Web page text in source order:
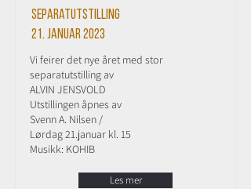
Separatutstilling
21. januar 2023
Vi feirer det nye året med stor
separatutstilling av
ALVIN JENSVOLD
Utstillingen åpnes av
Svenn A. Nilsen /
Lørdag 21.januar kl. 15
Musikk: KOHIB
Les mer